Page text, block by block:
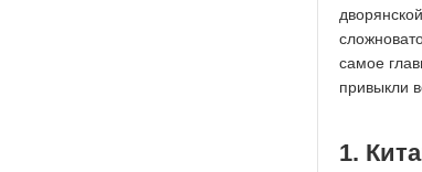
самое
привыкли
1.